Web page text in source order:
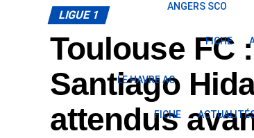
ANGERS SCO
FICHE
LE HAVRE AC
FICHE
LIGUE 1
Toulouse FC
Santiago
attendus